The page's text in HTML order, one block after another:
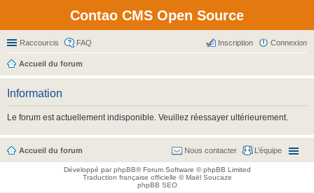
Contao CMS Open Source
Raccourcis FAQ Connexion
Inscription
Accueil du forum
Information
Le forum est actuellement indisponible. Veuillez réessayer ultérieurement.
Accueil du forum L’équipe
Nous contacter
Développé parphpBB® Forum Software © phpBB Limited
Traduction française officielle ©Maël Soucaze
phpBB SEO